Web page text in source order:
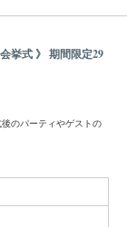
挙式 》 期間限定29
のパーティやゲストの